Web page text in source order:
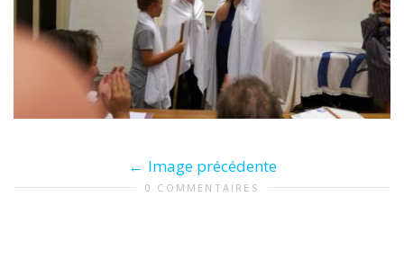
Image précédente
0 COMMENTAIRES